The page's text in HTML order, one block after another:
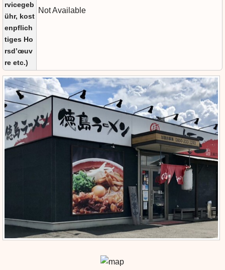
rvicegeb
ühr, kost
enpflich
tiges Ho
rsd’œuv
re etc.)
Not Available